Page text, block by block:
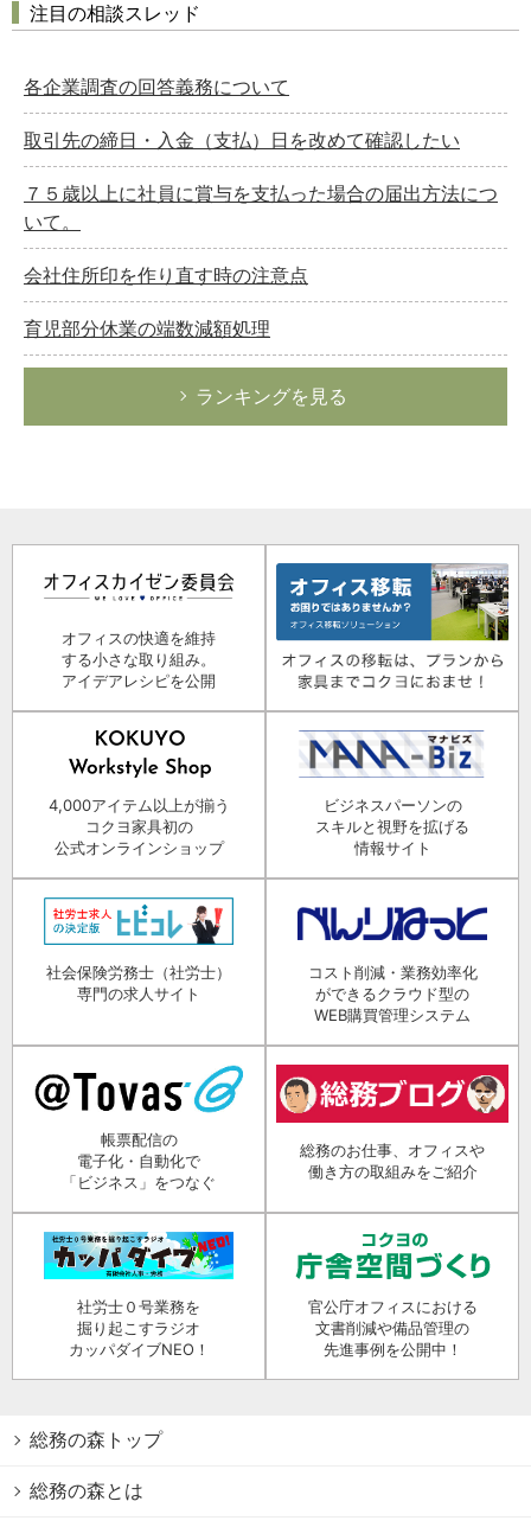
注目の相談スレッド
各企業調査の回答義務について
取引先の締日・入金（支払）日を改めて確認したい
７５歳以上に社員に賞与を支払った場合の届出方法につ
いて。
会社住所印を作り直す時の注意点
育児部分休業の端数減額処理
ランキングを見る
オフィスの快適を維持
する小さな取り組み。
アイデアレシピを公開
4,000アイテム以上が揃う
コクヨ家具初の
公式オンラインショップ
ビジネスパーソンの
スキルと視野を拡げる
情報サイト
社会保険労務士（社労士）
専門の求人サイト
コスト削減・業務効率化
ができるクラウド型の
WEB購買管理システム
帳票配信の
電子化・自動化で
「ビジネス」をつなぐ
総務のお仕事、オフィスや
働き方の取組みをご紹介
社労士０号業務を
掘り起こすラジオ
カッパダイブNEO！
官公庁オフィスにおける
文書削減や備品管理の
先進事例を公開中！
総務の森トップ
総務の森とは